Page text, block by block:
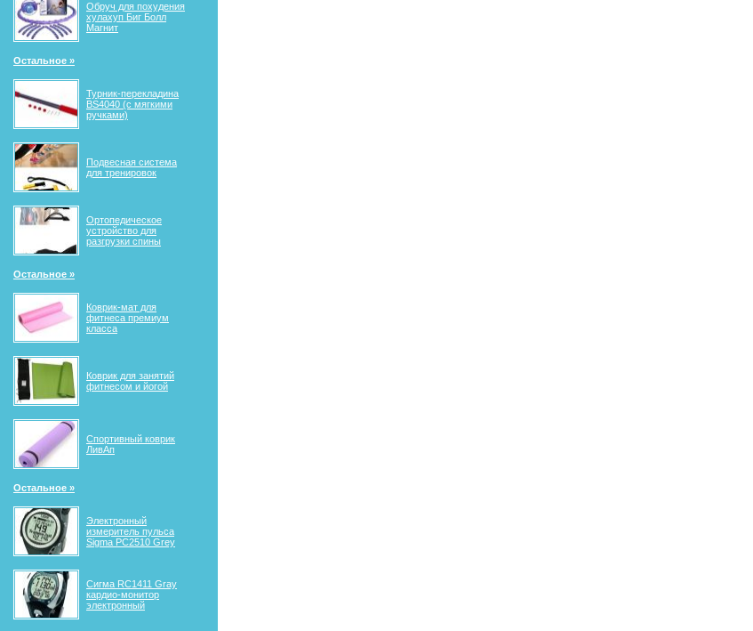
Обруч для похудения
хулахуп Биг Болл
Магнит
Остальное »
Турник-перекладина
BS4040 (с мягкими
ручками)
Подвесная система
для тренировок
Ортопедическое
устройство для
разгрузки спины
Остальное »
Коврик-мат для
фитнеса премиум
класса
Коврик для занятий
фитнесом и йогой
Спортивный коврик
ЛивАп
Остальное »
Электронный
измеритель пульса
Sigma PC2510 Grey
Сигма RС1411 Gray
кардио-монитор
электронный